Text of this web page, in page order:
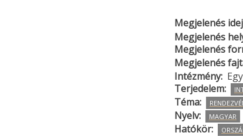
Megjelenés
Megjelenés
Megjelenés
Megjelenés
Intézmény
Terjedelem
Téma
Nyelv MAGYAR
Hatókör